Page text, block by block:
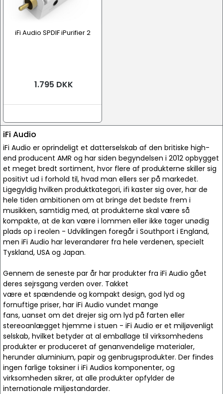
Lydkabel, digital (Toslink, Coax, AUB osv.)
iFi Audio SPDIF iPurifier 2
1.795 DKK
iFi Audio
iFi Audio er oprindeligt et datterselskab af den britiske high-
end producent AMR og har siden begyndelsen i 2012 opbygget
et meget bredt sortiment, hvor flere af produkterne skiller sig
positivt ud i forhold til, hvad man ellers ser på markedet.
Ligegyldig hvilken produktkategori, ifi kaster sig over, har de
hele tiden ambitionen om at bringe det bedste frem i
musikken, samtidig med, at produkterne skal være så
kompakte, at de kan være i lommen eller ikke tager unødig
plads op i reolen - Udviklingen foregår i Southport i England,
men iFi Audio har leverandører fra hele verdenen, specielt
Tyskland, USA og Japan.
Gennem de seneste par år har produkter fra iFi Audio gået
deres sejrsgang verden over. Takket
være et spændende og kompakt design, god lyd og
fornuftige priser, har iFi Audio vundet mange
fans, uanset om det drejer sig om lyd på farten eller
stereoanlægget hjemme i stuen - iFi Audio er et miljøvenligt
selskab, hvilket betyder at al emballage til virksomhedens
produkter er produceret af genanvendelige materialer,
herunder aluminium, papir og genbrugsprodukter. Der findes
ingen farlige toksiner i iFi Audios komponenter, og
virksomheden sikrer, at alle produkter opfylder de
internationale miljøstandarder.